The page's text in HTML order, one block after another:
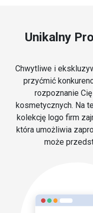
Unikalny
Chwytliwe i
przyćmić
rozpoznanie
kosmetycznych. Na
kolekcję logo firm
która umożliwia
może